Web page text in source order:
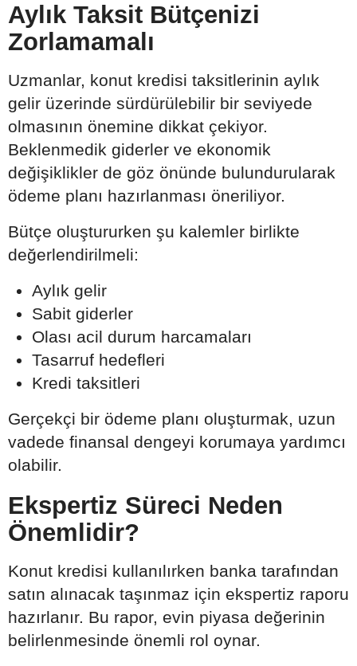
Aylık Taksit Bütçenizi
Zorlamamalı
Uzmanlar, konut kredisi taksitlerinin aylık
gelir üzerinde sürdürülebilir bir seviyede
olmasının önemine dikkat çekiyor.
Beklenmedik giderler ve ekonomik
değişiklikler de göz önünde bulundurularak
ödeme planı hazırlanması öneriliyor.
Bütçe oluştururken şu kalemler birlikte
değerlendirilmeli:
Aylık gelir
Sabit giderler
Olası acil durum harcamaları
Tasarruf hedefleri
Kredi taksitleri
Gerçekçi bir ödeme planı oluşturmak, uzun
vadede finansal dengeyi korumaya yardımcı
olabilir.
Ekspertiz Süreci Neden
Önemlidir?
Konut kredisi kullanılırken banka tarafından
satın alınacak taşınmaz için ekspertiz raporu
hazırlanır. Bu rapor, evin piyasa değerinin
belirlenmesinde önemli rol oynar.